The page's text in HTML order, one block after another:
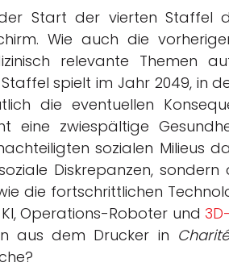
Start der vierten Staffel
Wie auch die
relevante Themen
spielt im Jahr 2049, in
die eventuellen
eine zwiespältige
sozialen Milieus
Diskrepanzen, sondern
die fortschrittlichen
Operations-Roboter und
aus dem Drucker in Charité